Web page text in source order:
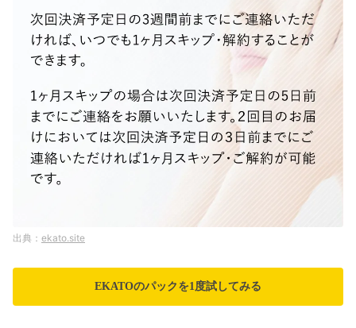
ekato.site
EKATOのパックを1度試してみる